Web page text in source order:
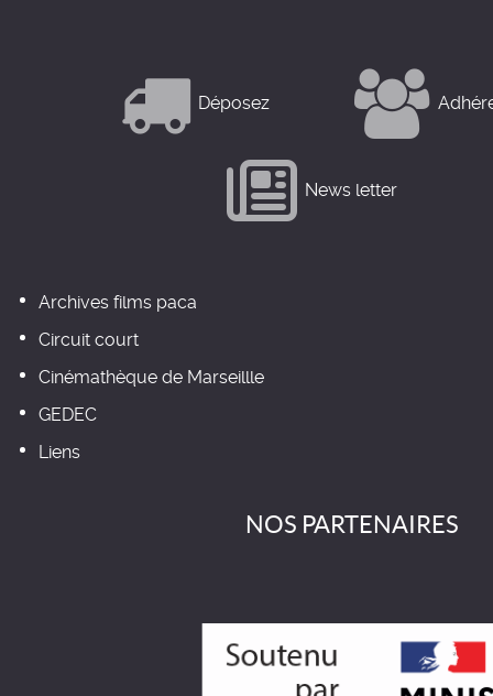
Déposez
News letter
Archives films paca
Circuit court
Cinémathèque de Marseillle
GEDEC
Liens
NOS PARTENAIRES